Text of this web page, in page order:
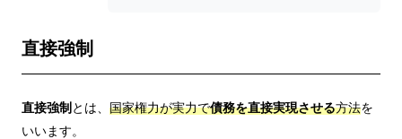
直接強制
直接強制 とは、 国家権力が実力で債務を直接実現させる方法を
いいます。